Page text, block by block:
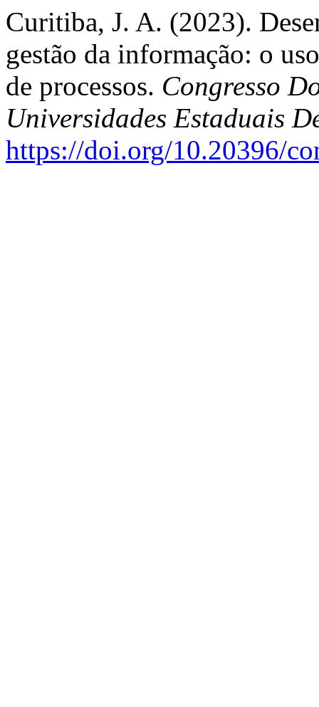
Curitiba, J. A. (2023).
gestão da informação: o
de processos. Congresso
Universidades Estaduais
https://doi.org/10.20396/